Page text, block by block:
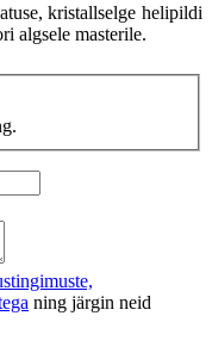
kristallselge
algsele masterile.
ning järgin neid